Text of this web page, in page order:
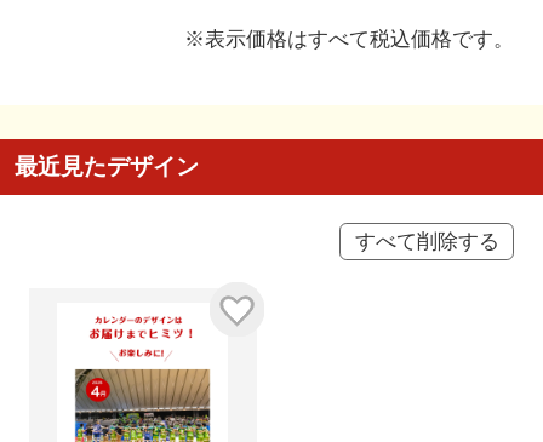
※表示価格はすべて税込価格です。
最近見たデザイン
すべて削除する